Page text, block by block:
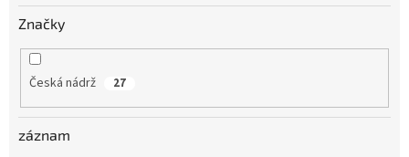
Značky
Česká nádrž 27
záznam